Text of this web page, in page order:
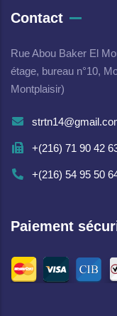
Contact
Rue Abou Baker El
étage, bureau n°10,
Montplaisir)
+(216) 71 90 42
+(216) 54 95 50
Paiement